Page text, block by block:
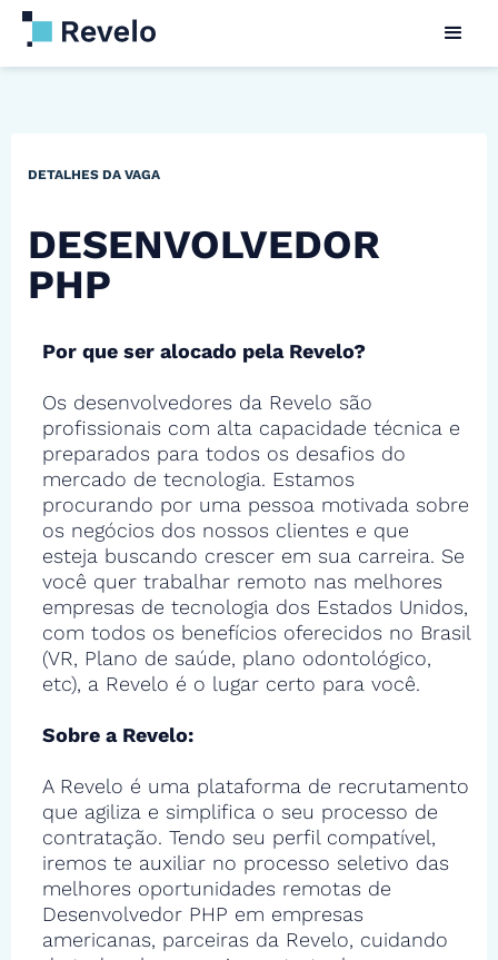
DETALHES DA VAGA
DESENVOLVEDOR
PHP
Por que ser alocado pela Revelo?
Os desenvolvedores da Revelo são
profissionais com alta capacidade técnica e
preparados para todos os desafios do
mercado de tecnologia. Estamos
procurando por uma pessoa motivada sobre
os negócios dos nossos clientes e que
esteja buscando crescer em sua carreira. Se
você quer trabalhar remoto nas melhores
empresas de tecnologia dos Estados Unidos,
com todos os benefícios oferecidos no Brasil
(VR, Plano de saúde, plano odontológico,
etc), a Revelo é o lugar certo para você.
Sobre a Revelo:
A Revelo é uma plataforma de recrutamento
que agiliza e simplifica o seu processo de
contratação. Tendo seu perfil compatível,
iremos te auxiliar no processo seletivo das
melhores oportunidades remotas de
Desenvolvedor PHP em empresas
americanas, parceiras da Revelo, cuidando